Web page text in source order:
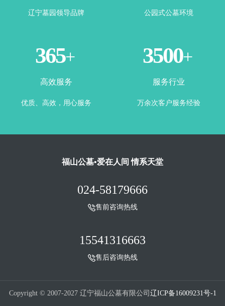
辽宁墓园领导品牌 公园式公墓环境
365+
高效服务
优质、高效，用心服务
3500+
服务行业
万余次客户服务经验
福山公墓•爱在人间 情系天堂
024-58179666
售前咨询热线
15541316663
售后咨询热线
Copyright © 2007-2027 辽宁福山公墓有限公司 辽ICP备16009231号-1